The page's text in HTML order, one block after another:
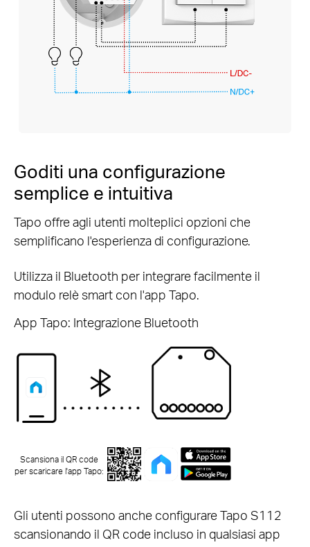
Goditi una configurazione
semplice e intuitiva
Tapo offre agli utenti molteplici opzioni che
semplificano l'esperienza di configurazione.
Utilizza il Bluetooth per integrare facilmente il
modulo relè smart con l'app Tapo.
App Tapo: Integrazione Bluetooth
Scansiona il QR code
per scaricare l'app Tapo:
Gli utenti possono anche configurare Tapo S112
scansionando il QR code incluso in qualsiasi app